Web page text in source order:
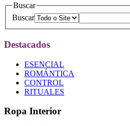
Buscar
Buscar
Destacados
ESENCIAL
ROMÁNTICA
CONTROL
RITUALES
Ropa Interior